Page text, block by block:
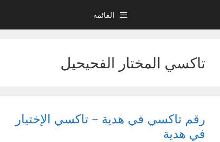
المحتوى
القائمة
تاكسي المختار الفحيحيل
رقم تاكسي في هدية – تاكسي الإختيار
في هدية